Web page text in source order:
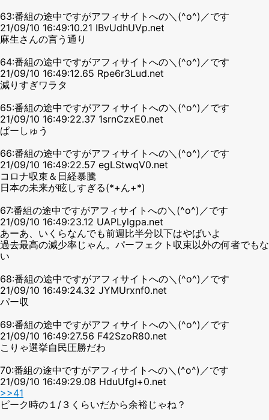
63:番組の途中ですがアフィサイトへの＼(^o^)／です
21/09/10 16:49:10.21 IBvUdhUVp.net
麻生さんの言う通り
64:番組の途中ですがアフィサイトへの＼(^o^)／です
21/09/10 16:49:12.65 Rpe6r3Lud.net
減りすぎワラタ
65:番組の途中ですがアフィサイトへの＼(^o^)／です
21/09/10 16:49:22.37 1srnCzxE0.net
ぱーしゅう
66:番組の途中ですがアフィサイトへの＼(^o^)／です
21/09/10 16:49:22.57 egLStwqV0.net
コロナ収束＆日経暴騰
日本の未来が眩しすぎる(*+ん+*)
67:番組の途中ですがアフィサイトへの＼(^o^)／です
21/09/10 16:49:23.12 UAPLylgpa.net
あーあ、いくらなんでも前週比半分以下はやばいよ
過去最高の減少率じゃん。パーフェクト収束以外の何者でもな
い
68:番組の途中ですがアフィサイトへの＼(^o^)／です
21/09/10 16:49:24.32 JYMUrxnf0.net
パー収
69:番組の途中ですがアフィサイトへの＼(^o^)／です
21/09/10 16:49:27.56 F42SzoR80.net
こりゃ選挙自民圧勝だわ
70:番組の途中ですがアフィサイトへの＼(^o^)／です
21/09/10 16:49:29.08 HduUfgl+0.net
>>41
ピーク時の１/３くらいだから余裕じゃね？